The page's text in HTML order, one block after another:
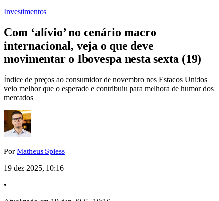
Investimentos
Com ‘alívio’ no cenário macro
internacional, veja o que deve
movimentar o Ibovespa nesta sexta (19)
Índice de preços ao consumidor de novembro nos Estados Unidos
veio melhor que o esperado e contribuiu para melhora de humor dos
mercados
PorMatheus Spiess
19 dez 2025, 10:16
•